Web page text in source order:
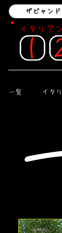
イタリア
ザビャン
一覧 イタ